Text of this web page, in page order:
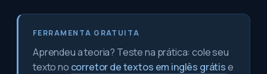
FERRAMENTA GRATUITA
Aprendeu a teoria? Teste na prática: cole seu
texto no corretor de textos em inglês grátise